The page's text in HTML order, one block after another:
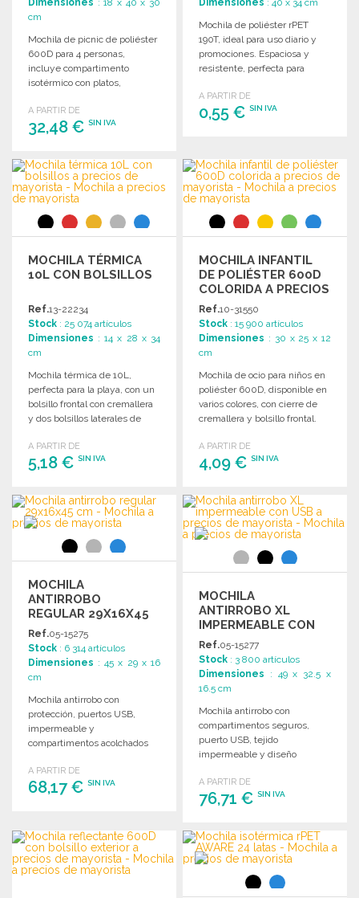
Dimensiones : 18 x 40 x 30
cm
Mochila de picnic de poliéster
600D para 4 personas,
incluye compartimento
isotérmico con platos,
A PARTIR DE
32,48 € SIN IVA
PEDIR
Solicitar un presupuesto
Dimensiones : 40 x 34 cm
Mochila de poliéster rPET
190T, ideal para uso diario y
promociones. Espaciosa y
resistente, perfecta para
A PARTIR DE
0,55 €SIN IVA
Solicitar un presupuesto
MOCHILA TÉRMICA
10L CON BOLSILLOS
Ref.13-22234
Stock : 25 074 artículos
Dimensiones : 14 x 28 x 34
cm
Mochila térmica de 10L,
perfecta para la playa, con un
bolsillo frontal con cremallera
y dos bolsillos laterales de
A PARTIR DE
5,18 € SIN IVA
PEDIR
Solicitar un presupuesto
MOCHILA INFANTIL
DE POLIÉSTER 600D
COLORIDA A PRECIOS
DE MAYORISTA
Ref.10-31550
Stock : 15 900 artículos
Dimensiones : 30 x 25 x 12
cm
Mochila de ocio para niños en
poliéster 600D, disponible en
varios colores, con cierre de
cremallera y bolsillo frontal.
A PARTIR DE
4,09 €SIN IVA
PEDIR
Solicitar un presupuesto
MOCHILA
ANTIRROBO
REGULAR 29X16X45
CM
Ref.05-15275
Stock : 6 314 artículos
Dimensiones : 45 x 29 x 16
cm
Mochila antirrobo con
protección, puertos USB,
impermeable y
compartimentos acolchados
para viajes seguros.
A PARTIR DE
68,17 € SIN IVA
Solicitar un presupuesto
MOCHILA
ANTIRROBO XL
IMPERMEABLE CON
USB A PRECIOS DE
MAYORISTA
Ref.05-15277
Stock : 3 800 artículos
Dimensiones : 49 x 32.5 x
16.5 cm
Mochila antirrobo con
compartimentos seguros,
puerto USB, tejido
impermeable y diseño
pertenencias en movimiento.
A PARTIR DE
76,71 €SIN IVA
PEDIR
Solicitar un presupuesto